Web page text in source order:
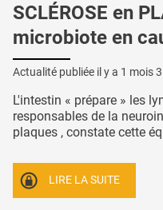
SCLÉROSE en
microbiote en
Actualité publiée il y a 1 mois
L'intestin « prépare » les
responsables de la
plaques , constate cette
LIRE LA SUITE